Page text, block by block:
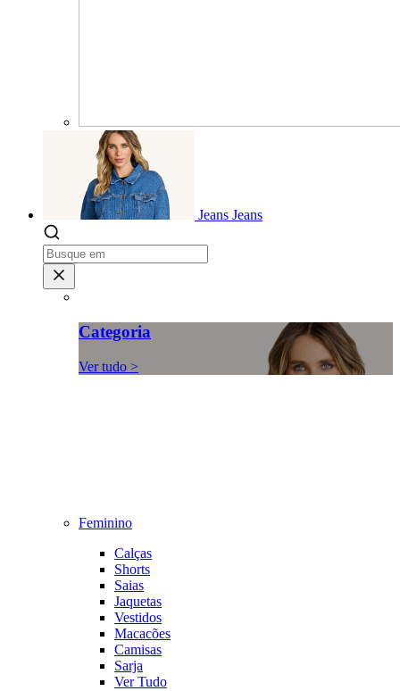
Jeans Jeans
Categoria
Ver tudo >
Feminino
Calças
Shorts
Saias
Jaquetas
Vestidos
Macacões
Camisas
Sarja
Ver Tudo